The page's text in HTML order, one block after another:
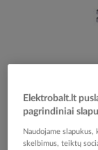
the
beginning
Saugiklis 63A
KOMBI - ETI
Elektrobalt.lt
pagrindiniai
Naudojame
skelbimus, teiktų